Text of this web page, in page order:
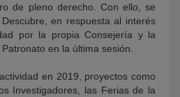
de pleno derecho. Con ello, se
en respuesta al interés
por la propia Consejería y la
en la última sesión.
en 2019, proyectos como
Investigadores, las Ferias de la